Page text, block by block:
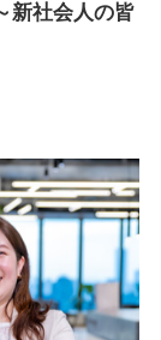
新社会人の皆